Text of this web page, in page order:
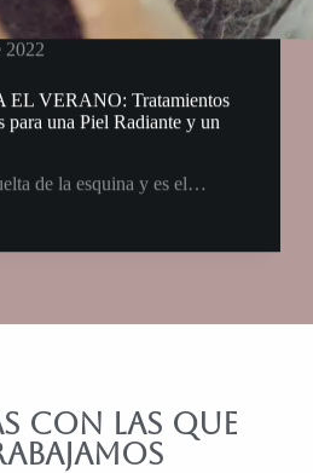
2022
EL VERANO: Tratamientos
para una Piel Radiante y un
de la esquina y es el…
CON LAS QUE